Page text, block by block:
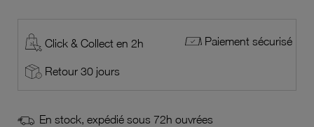
Click & Collect en 2h Paiement sécurisé
Retour 30 jours
En stock, expédié sous 72h ouvrées